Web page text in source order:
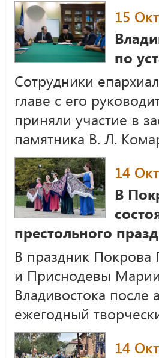
15
по
Сотрудники
главе с его
приняли участие в
памятника В. Л.
14
В
престольного
В праздник
и Приснодевы
Владивостока
ежегодный
14